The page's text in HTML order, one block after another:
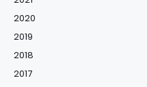
2020
2019
2018
2017